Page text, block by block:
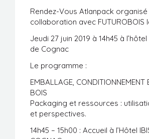
Rendez-Vous Atlanpack organisé
collaboration avec FUTUROBOIS
Jeudi 27 juin 2019 à 14h45 à l’hôtel
de Cognac
Le programme :
EMBALLAGE, CONDITIONNEMENT
BOIS
Packaging et ressources :
et perspectives.
14h45 – 15h00 : Accueil à l’Hôtel